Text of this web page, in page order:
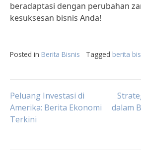
beradaptasi dengan perubahan
kesuksesan bisnis Anda!
Posted in Berita Bisnis Tagged berita
Post
navigation
Peluang Investasi di
Amerika: Berita Ekonomi
Terkini
dalam